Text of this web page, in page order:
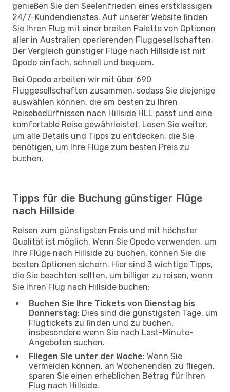
genießen Sie den Seelenfrieden eines erstklassigen
24/7-Kundendienstes. Auf unserer Website finden
Sie Ihren Flug mit einer breiten Palette von Optionen
aller in Australien operierenden Fluggesellschaften.
Der Vergleich günstiger Flüge nach Hillside ist mit
Opodo einfach, schnell und bequem.
Bei Opodo arbeiten wir mit über 690
Fluggesellschaften zusammen, sodass Sie diejenige
auswählen können, die am besten zu Ihren
Reisebedürfnissen nach Hillside HLL passt und eine
komfortable Reise gewährleistet. Lesen Sie weiter,
um alle Details und Tipps zu entdecken, die Sie
benötigen, um Ihre Flüge zum besten Preis zu
buchen.
Tipps für die Buchung günstiger Flüge
nach Hillside
Reisen zum günstigsten Preis und mit höchster
Qualität ist möglich. Wenn Sie Opodo verwenden, um
Ihre Flüge nach Hillside zu buchen, können Sie die
besten Optionen sichern. Hier sind 3 wichtige Tipps,
die Sie beachten sollten, um billiger zu reisen, wenn
Sie Ihren Flug nach Hillside buchen:
Buchen Sie Ihre Tickets von Dienstag bis
Donnerstag: Dies sind die günstigsten Tage, um
Flugtickets zu finden und zu buchen,
insbesondere wenn Sie nach Last-Minute-
Angeboten suchen.
Fliegen Sie unter der Woche: Wenn Sie
vermeiden können, an Wochenenden zu fliegen,
sparen Sie einen erheblichen Betrag für Ihren
Flug nach Hillside.